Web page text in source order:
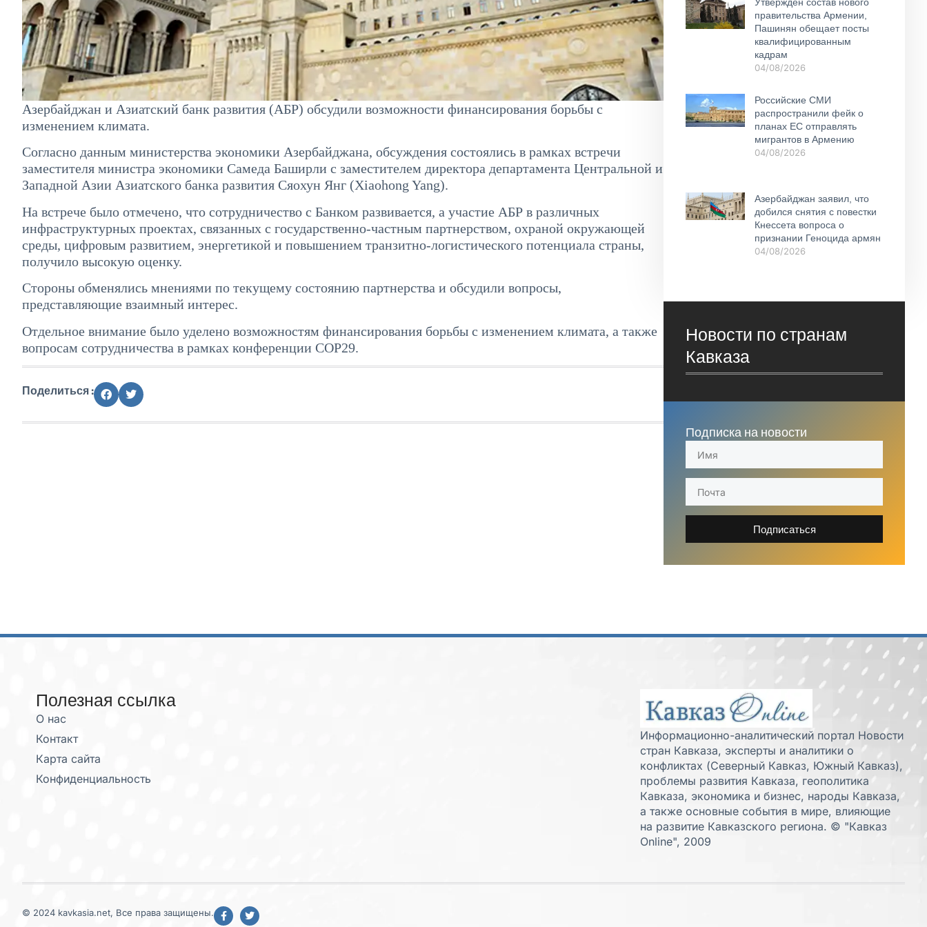
Азербайджан и Азиатский банк развития (АБР) обсудили возможности финансирования борьбы с
изменением климата.
Согласно данным министерства экономики Азербайджана, обсуждения состоялись в рамках встречи
заместителя министра экономики Самеда Баширли с заместителем директора департамента Центральной и
Западной Азии Азиатского банка развития Сяохун Янг (Xiaohong Yang).
На встрече было отмечено, что сотрудничество с Банком развивается, а участие АБР в различных
инфраструктурных проектах, связанных с государственно-частным партнерством, охраной окружающей
среды, цифровым развитием, энергетикой и повышением транзитно-логистического потенциала страны,
получило высокую оценку.
Стороны обменялись мнениями по текущему состоянию партнерства и обсудили вопросы,
представляющие взаимный интерес.
Отдельное внимание было уделено возможностям финансирования борьбы с изменением климата, а также
вопросам сотрудничества в рамках конференции COP29.
Поделиться :
правительства Армении,
Пашинян обещает посты
квалифицированным
кадрам
04/08/2026
Российские СМИ
распространили фейк о
планах ЕС отправлять
мигрантов в Армению
04/08/2026
Азербайджан заявил, что
добился снятия с повестки
Кнессета вопроса о
признании Геноцида армян
04/08/2026
Новости по странам
Кавказа
Подписка на новости
Подписаться
Полезная ссылка
О нас
Контакт
Карта сайта
Конфиденциальность
Информационно-аналитический портал Новости
стран Кавказа, эксперты и аналитики о
конфликтах (Северный Кавказ, Южный Кавказ),
проблемы развития Кавказа, геополитика
Кавказа, экономика и бизнес, народы Кавказа,
а также основные события в мире, влияющие
на развитие Кавказского региона. © "Кавказ
Online", 2009
© 2024 kavkasia.net, Все права защищены.